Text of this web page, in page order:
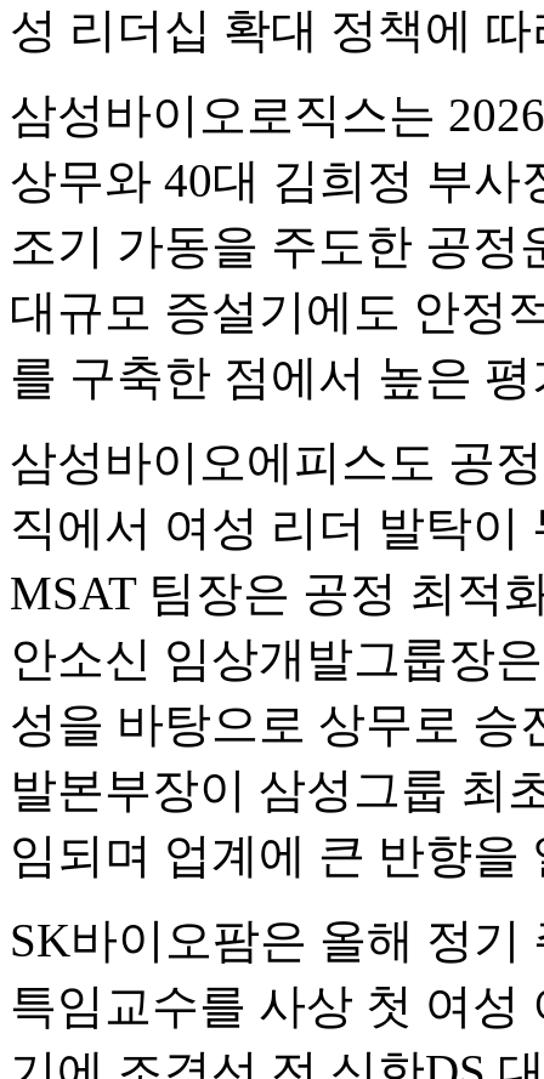
성 리더십 확대 정책에
삼성바이오로직스는
상무와 40대 김희정 부
조기 가동을 주도한 공정
대규모 증설기에도 안정
를 구축한 점에서 높은
삼성바이오에피스도 공
직에서 여성 리더 발탁이
MSAT 팀장은 공정 최적
안소신 임상개발그룹장
성을 바탕으로 상무로 승
발본부장이 삼성그룹 최
임되며 업계에 큰 반향을
SK바이오팜은 올해 정
특임교수를 사상 첫 여성